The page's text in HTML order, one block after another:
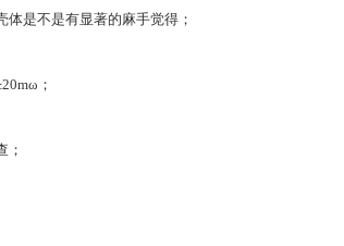
是不是有显著的麻手觉得；
；
；